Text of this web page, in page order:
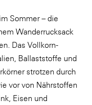
Sommer – die
Wanderrucksack
Das Vollkorn-
Ballaststoffe und
strotzen durch
vor von Nährstoffen
Eisen und